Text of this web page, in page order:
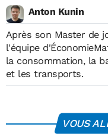
Anton Kunin
Après son Master de
l'équipe
la consommation, la
et les transports.
VOUS